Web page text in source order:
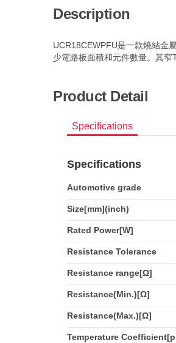
Description
UCR18CEWPFU是一款燒結金
少電路板面積和元件數量。其
Product Detail
Specifications
Specifications
Automotive grade
Size[mm](inch)
Rated Power[W]
Resistance Tolerance
Resistance range[Ω]
Resistance(Min.)[Ω]
Resistance(Max.)[Ω]
Temperature